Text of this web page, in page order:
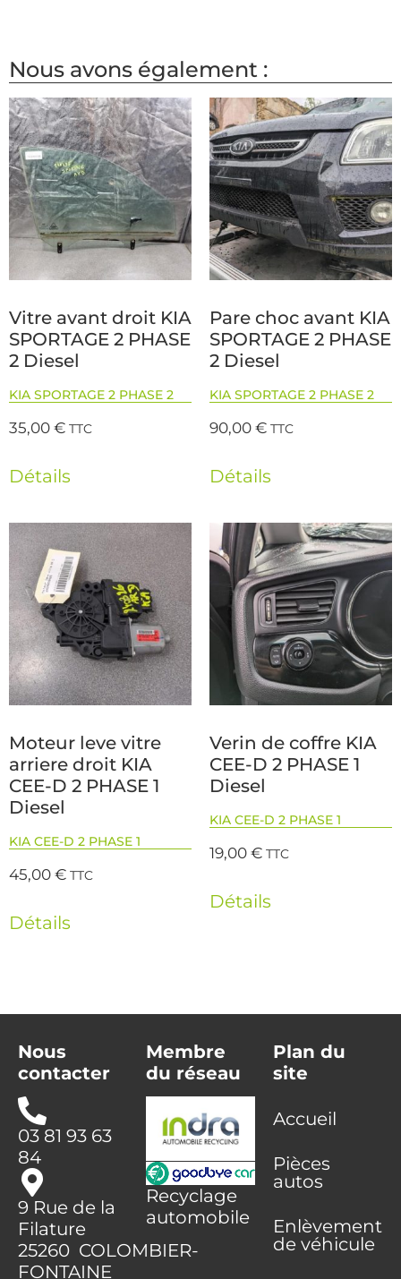
Nous avons également :
Vitre avant droit KIA
SPORTAGE 2 PHASE
2 Diesel
KIA SPORTAGE 2 PHASE 2
35,00€ TTC
Détails
Pare choc avant KIA
SPORTAGE 2 PHASE
2 Diesel
KIA SPORTAGE 2 PHASE 2
90,00€ TTC
Détails
Moteur leve vitre
arriere droit KIA
CEE-D 2 PHASE 1
Diesel
KIA CEE-D 2 PHASE 1
45,00€ TTC
Détails
Verin de coffre KIA
CEE-D 2 PHASE 1
Diesel
KIA CEE-D 2 PHASE 1
19,00€ TTC
Détails
Nous
contacter
03 81 93 63
84
9 Rue de la
Filature
25260 COLOMBIER-
FONTAINE
Membre
du réseau
Recyclage
automobile
Plan du
site
Accueil
Pièces
autos
Enlèvement
de véhicule